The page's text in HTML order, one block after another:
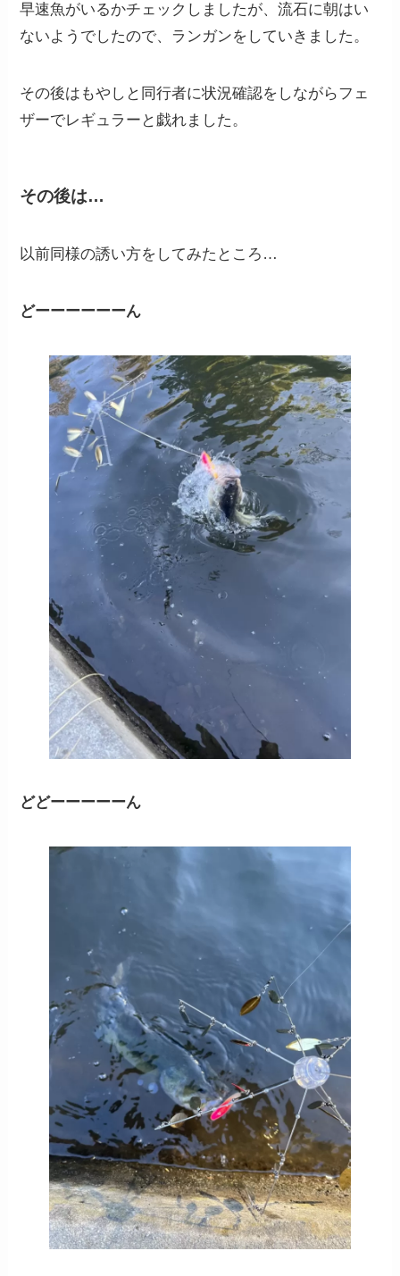
早速魚がいるかチェックしましたが、流石に朝はい
ないようでしたので、ランガンをしていきました。
その後はもやしと同行者に状況確認をしながらフェ
ザーでレギュラーと戯れました。
その後は…
以前同様の誘い方をしてみたところ…
どーーーーーーん
どどーーーーーん